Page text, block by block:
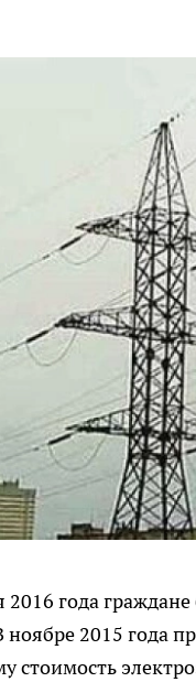
года
ноябре 2015 года
стоимость